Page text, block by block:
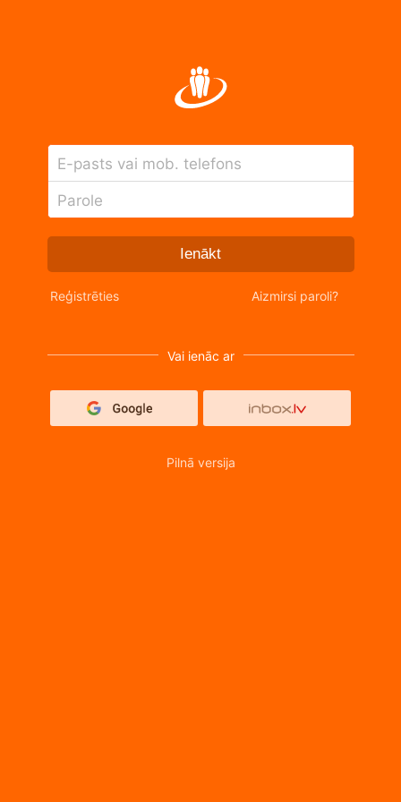
E-pasts vai mob. telefons
Parole
Ienākt
Reģistrēties Aizmirsi paroli?
Vai ienāc ar
Pilnā versija